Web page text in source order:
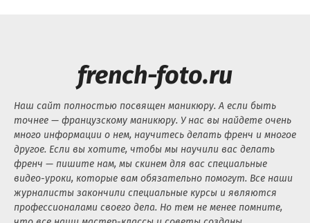
french-foto.ru
Наш сайт полностью посвящен маникюру. А если быть
точнее — французскому маникюру. У нас вы найдете очень
много информации о нем, научитесь делать френч и многое
другое. Если вы хотите, чтобы мы научили вас делать
френч — пишите нам, мы скинем для вас специальные
видео-уроки, которые вам обязательно помогут. Все наши
журналисты закончили специальные курсы и являются
профессионалами своего дела. Но тем не менее помните,